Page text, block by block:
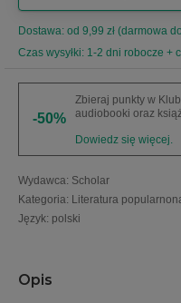
Dostawa: od 9,99 zł (darmowa
Czas wysyłki: 1-2 dni robocze +
-50%
Zbieraj punkty w
audiobooki oraz
Dowiedz się więcej.
Wydawca: Scholar
Kategoria: Literatura
Język: polski
Opis